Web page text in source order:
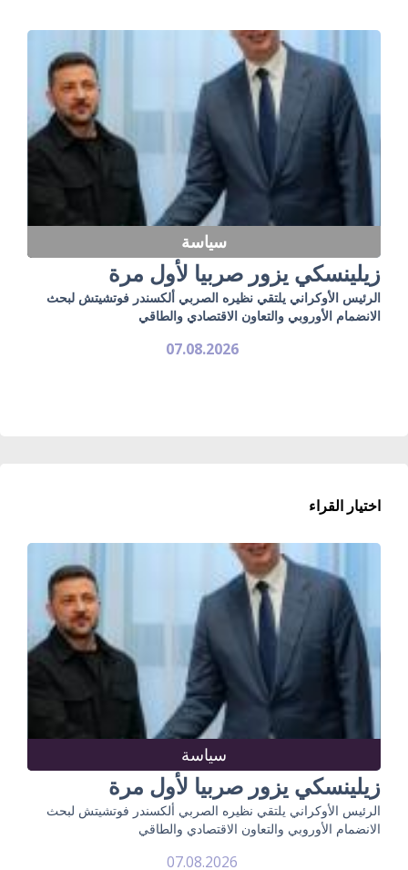
سياسة
زيلينسكي يزور صربيا لأول مرة
الرئيس الأوكراني يلتقي نظيره الصربي ألكسندر فوتشيتش لبحث
الانضمام الأوروبي والتعاون الاقتصادي والطاقي
07.08.2026
اختيار القراء
سياسة
زيلينسكي يزور صربيا لأول مرة
الرئيس الأوكراني يلتقي نظيره الصربي ألكسندر فوتشيتش لبحث
الانضمام الأوروبي والتعاون الاقتصادي والطاقي
07.08.2026